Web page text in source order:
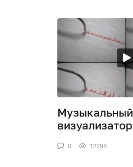
Музыкальный
визуализатор
0 12298